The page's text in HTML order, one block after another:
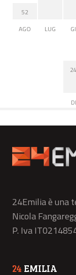
52
AGO
LUG
24Emilia è una
Nicola
P. Iva
24 EMILIA